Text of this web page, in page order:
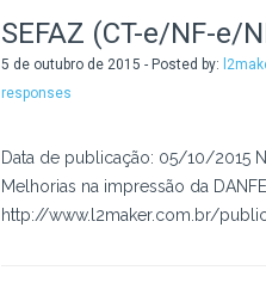
SEFAZ (CT-e/NF-e/
5 de outubro de 2015 - Posted by:
responses
Data de publicação: 05/10/2015
Melhorias na impressão da
http://www.l2maker.com.br/